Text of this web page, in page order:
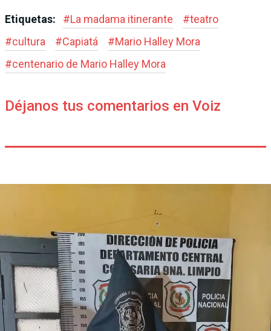
Etiquetas: #La madama itinerante #teatro
#cultura #Capiatá #Mario Halley Mora
#centenario de Mario Halley Mora
Déjanos tus comentarios en Voiz